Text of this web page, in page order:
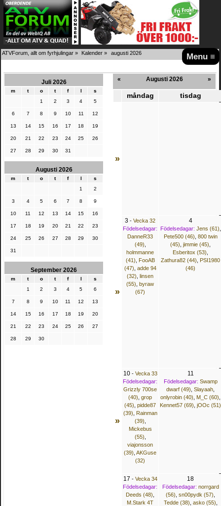
Menu ≡
ATVForum, allt om fyrhjulingar » Kalender » augusti 2026
Juli 2026
m t o t f l
s
1
2 3 4 5
6 7 8 9 10 11 12
13 14 15 16 17 18 19
20 21 22 23 24 25 26
27 28 29 30 31
Augusti 2026
m t o t f l
s
1
2
3 4 5 6 7 8 9
10 11 12 13 14 15 16
17 18 19 20 21 22 23
24 25 26 27 28 29 30
31
September 2026
m t o t f l
s
1
2 3 4 5 6
7 8 9 10 11 12 13
14 15 16 17 18 19 20
21 22 23 24 25 26 27
28 29 30
« »
Augusti 2026
måndag tisdag
»
»
3 - Vecka 32
Födelsedagar:
DanneR33
(49)
holmmanne
(41) FooAB
(47) adde 94
(32) linsen
(55) byraw
(67)
4
Födelsedagar: Jens (61)
Pete500 (46) 800 twin
(45) jimmie (45)
Esberitox (53)
Zathura82 (44) PSI1980
(46)
»
10- Vecka 33
Födelsedagar:
Grizzly 700se
(40) grop
(45) pidde87
(39) Rainman
(39)
Mickebus
(55)
viajonsson
(39) AKGuse
(32)
11
Födelsedagar: Swamp
dwarf (49) Slayaah
onlyrobin (40) M_C (60)
Kennet57 (69) jOOc (51)
17 - Vecka 34
Födelsedagar:
Deeds (48)
M.Stark 4T
18
Födelsedagar: norrgard
(56) sn00pydk (57)
Tedde (38) asko (55)